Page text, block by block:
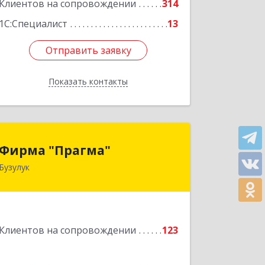
Клиентов на сопровождении
314
1С:Специалист
13
Отправить заявку
Показать контакты
Отправить заявку
Назад
Фирма "Прагма"
Бузулук
Клиентов на сопровождении 123
Подробнее